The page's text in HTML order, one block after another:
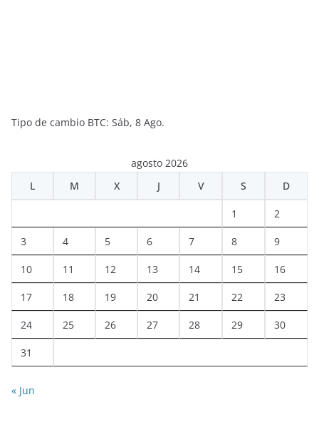
Tipo de cambio BTC: Sáb, 8 Ago.
agosto 2026
L
M X J V S D
1 2
3 4 5 6 7 8 9
10 11 12 13 14 15 16
17 18 19 20 21 22 23
24 25 26 27 28 29 30
31
« Jun